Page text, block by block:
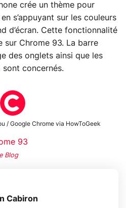
crée un thème pour
en s’appuyant sur les couleurs
d’écran. Cette fonctionnalité
sur Chrome 93. La barre
des onglets ainsi que les
sont concernés.
/ Google Chrome via HowToGeek
93
Blog
Cabiron